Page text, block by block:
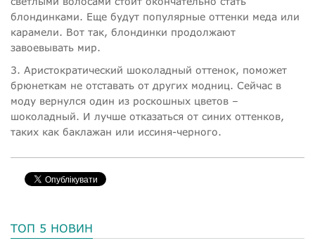
блондинками. Еще будут популярные оттенки меда или
карамели. Вот так, блондинки продолжают
завоевывать мир.
3. Аристократический шоколадный оттенок, поможет
брюнеткам не отставать от других модниц. Сейчас в
моду вернулся один из роскошных цветов –
шоколадный. И лучше отказаться от синих оттенков,
таких как баклажан или иссиня-черного.
ТОП 5 НОВИН